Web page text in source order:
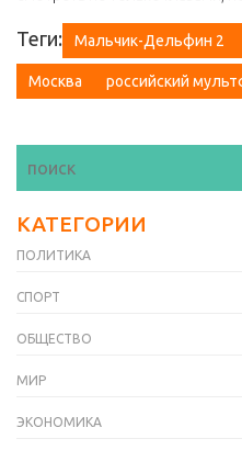
Теги: Мальчик-Дельфин 2
Москва российский
КАТЕГОРИИ
ПОЛИТИКА
СПОРТ
ОБЩЕСТВО
МИР
ЭКОНОМИКА